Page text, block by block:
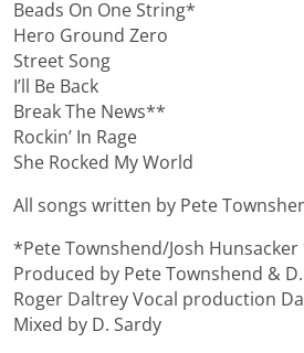
Beads On One String*
Hero Ground Zero
Street Song
I’ll Be Back
Break The News**
Rockin’ In Rage
She Rocked My World
All songs written by Pete
*Pete Townshend/Josh
Produced by Pete Townshend &
Roger Daltrey Vocal production
Mixed by D. Sardy